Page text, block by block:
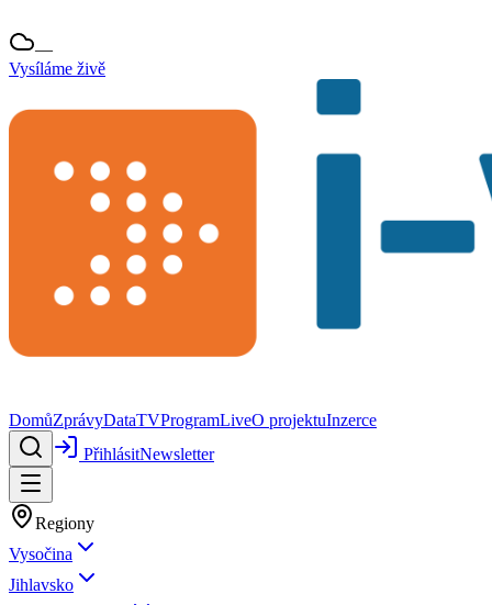
—
Vysíláme živě
DomůZprávyDataTVProgramLiveO projektuInzerce
PřihlásitNewsletter
Regiony
Vysočina
Jihlavsko